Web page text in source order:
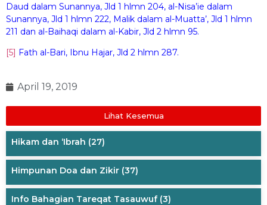
Daud dalam Sunannya, Jld 1 hlmn 204, al-Nisa’ie dalam
Sunannya, Jld 1 hlmn 222, Malik dalam al-Muatta’, Jld 1 hlmn
211 dan al-Baihaqi dalam al-Kabir, Jld 2 hlmn 95.
[5] Fath al-Bari, Ibnu Hajar, Jld 2 hlmn 287.
April 19, 2019
Lihat Kesemua
Hikam dan ‘Ibrah (27)
Himpunan Doa dan Zikir (37)
Info Bahagian Tareqat Tasauwuf(3)